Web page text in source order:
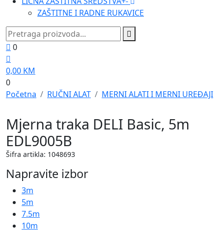
ZAŠTITNE I RADNE RUKAVICE
0
0,00 KM
0
Početna
RUČNI ALAT MERNI ALATI I MERNI UREĐAJI
Mjerna traka DELI Basic, 5m
EDL9005B
Šifra artikla: 1048693
Napravite izbor
3m
5m
7.5m
10m